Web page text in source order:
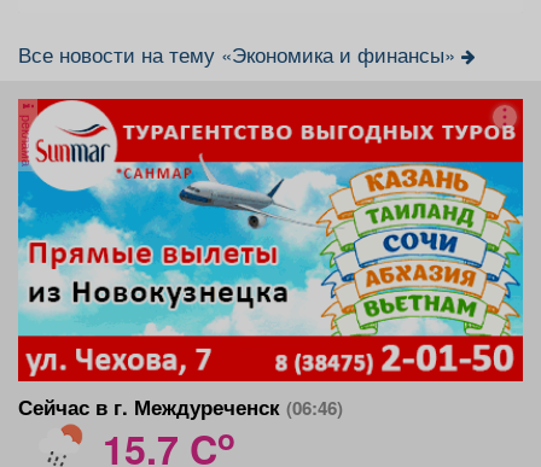
Все новости на тему «Экономика и финансы»
реклама
Сейчас в г. Междуреченск (06:46)
15.7 Co